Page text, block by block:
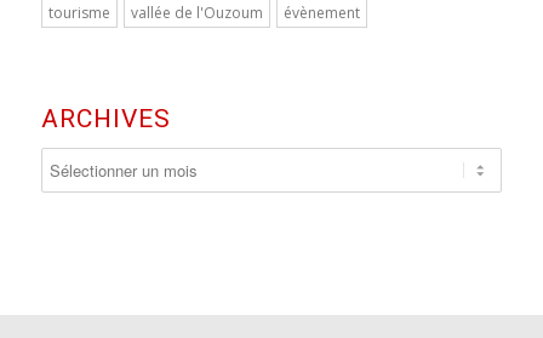
tourisme
vallée de l'Ouzoum évènement
ARCHIVES